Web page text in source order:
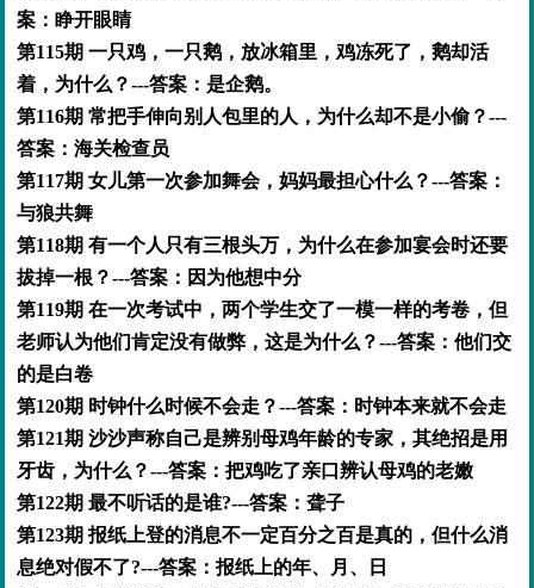
案：睁开眼睛
第115期 一只鸡，一只鹅，放冰箱里，鸡冻死了，鹅却活
着，为什么？---答案：是企鹅。
第116期 常把手伸向别人包里的人，为什么却不是小偷？---
答案：海关检查员
第117期 女儿第一次参加舞会，妈妈最担心什么？---答案：
与狼共舞
第118期 有一个人只有三根头万，为什么在参加宴会时还要
拔掉一根？---答案：因为他想中分
第119期 在一次考试中，两个学生交了一模一样的考卷，但
老师认为他们肯定没有做弊，这是为什么？---答案：他们交
的是白卷
第120期 时钟什么时候不会走？---答案：时钟本来就不会走
第121期 沙沙声称自己是辨别母鸡年龄的专家，其绝招是用
牙齿，为什么？---答案：把鸡吃了亲口辨认母鸡的老嫩
第122期 最不听话的是谁?---答案：聋子
第123期 报纸上登的消息不一定百分之百是真的，但什么消
息绝对假不了?---答案：报纸上的年、月、日